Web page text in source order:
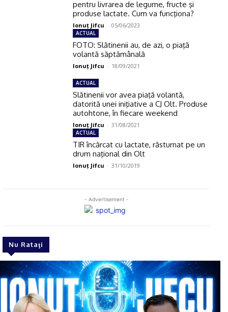
- Advertisement -
Nu Rataţi
pentru livrarea de legume, fructe şi
produse lactate. Cum va funcţiona?
Ionuţ Jifcu - 05/06/2023
ACTUAL
FOTO: Slătinenii au, de azi, o piaţă
volantă săptămânală
Ionuţ Jifcu - 18/09/2021
ACTUAL
Slătinenii vor avea piaţă volantă,
datorită unei iniţiative a CJ Olt. Produse
autohtone, în fiecare weekend
Ionuţ Jifcu - 31/08/2021
ACTUAL
TIR încărcat cu lactate, răsturnat pe un
drum naţional din Olt
Ionuţ Jifcu - 31/10/2019